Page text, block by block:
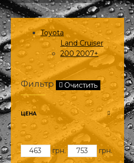
Toyota
Land Cruiser
200 2007+
Фильтр Очистить
ЦЕНА
грн. грн.